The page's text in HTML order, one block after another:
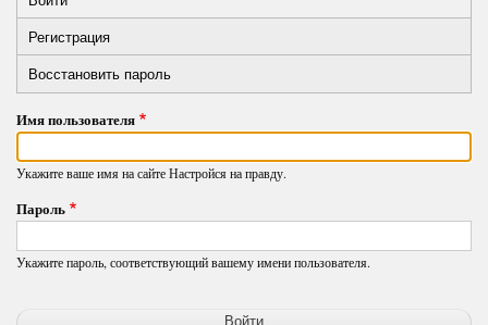
Primary
tabs
вкладка)
Регистрация
Восстановить пароль
Имя пользователя
Укажите ваше имя на сайте Настройся на правду.
Пароль
Укажите пароль, соответствующий вашему имени пользователя.